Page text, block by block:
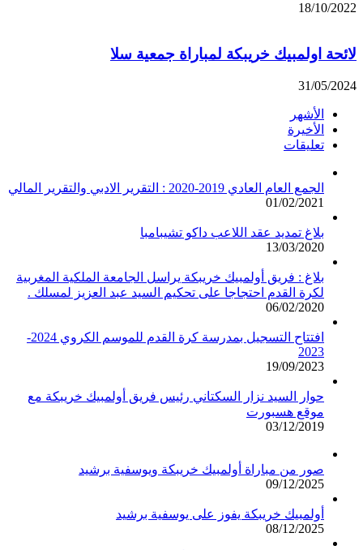
18/10/2022
لائحة اولمبيك خريبكة لمباراة جمعية سلا
31/05/2024
الأشهر
الأخيرة
تعليقات
الجمع العام العادي 2019-2020 : التقرير الادبي والتقرير المالي
01/02/2021
بلاغ تمديد عقد اللاعب داكو تشيبامبا
13/03/2020
بلاغ : فريق أولمبيك خريبكة يراسل الجامعة الملكية المغربية
لكرة القدم احتجاجا على تحكيم السيد عبد العزيز لمسلك .
06/02/2020
افتتاح التسجيل بمدرسة كرة القدم للموسم الكروي 2024-
2023
19/09/2023
حوار السيد نزار السكتاني رئيس فريق أولمبيك خريبكة مع
موقع هسبورت
03/12/2019
صور من مباراة أولمبيك خريبكة ويوسفية برشيد
09/12/2025
أولمبيك خريبكة يفوز على يوسفية برشيد
08/12/2025